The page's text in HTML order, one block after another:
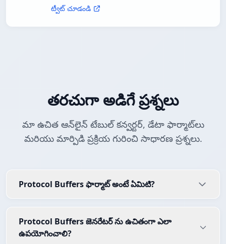
ట్వీట్ చూడండి
తరచుగా అడిగే ప్రశ్నలు
మా ఉచిత ఆన్‌లైన్ టేబుల్ కన్వర్టర్, డేటా ఫార్మాట్‌లు
మరియు మార్పిడి ప్రక్రియ గురించి సాధారణ ప్రశ్నలు.
Protocol Buffers ఫార్మాట్ అంటే ఏమిటి?
Protocol Buffers జెనరేటర్ ను ఉచితంగా ఎలా
ఉపయోగించాలి?